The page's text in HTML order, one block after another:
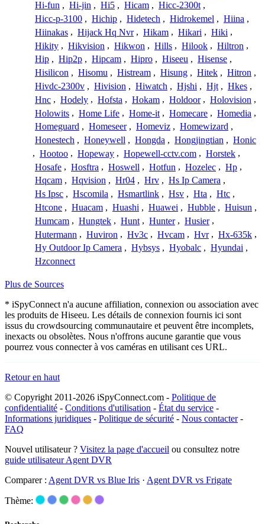
Hi-fun , Hi-jin , Hi5 , Hicam , Hicc-2300t ,
Hicc-p-3100 , Hichip , Hidetech , Hidrokemel , Hiina ,
Hiinakas , Hijack Hq Nvr , Hikam , Hikari , Hiki ,
Hikity , Hikvision , Hikwon , Hills , Hilook , Hiltron ,
Hip , Hip2p , Hipcam , Hipro , Hiseeu , Hisense ,
Hisilicon , Hisomu , Histream , Hisung , Hitek , Hitron ,
Hivdc-2300v , Hivision , Hiwatch , Hjshi , Hjt , Hkes ,
Hnc , Hodely , Hofsta , Hokam , Holdoor , Holovision ,
Holowits , Home Life , Home-it , Homecare , Homedia ,
Homeguard , Homeseer , Homeviz , Homewizard ,
Honestech , Honeywell , Hongda , Hongjingtian , Honic
, Hootoo , Hopeway , Hopewell-cctv.com , Horstek ,
Hosafe , Hosftra , Hoswell , Hotfun , Hozelec , Hp ,
Hqcam , Hqvision , Hr04 , Hrv , Hs Ip Camera ,
Hs Ipsc , Hscomila , Hsmartlink , Hsv , Hta , Htc ,
Htcone , Huacam , Huashi , Huawei , Hubble , Huisun ,
Humcam , Hungtek , Hunt , Hunter , Husier ,
Hutermann , Huviron , Hv3c , Hvcam , Hvr , Hx-635k ,
Hy Outdoor Ip Camera , Hybsys , Hyobalc , Hyundai ,
Hzconnect
Plus de Sources
* iSpyConnect n'a aucune affiliation, connexion ou association avec
les produits de Hiseeu. Les détails de connexion fournis ici sont
issus du crowdsourcing communautaire et peuvent être incomplets,
inexacts ou obsolètes. Nous n'offrons aucune garantie que vous
pourrez vous connecter à vos caméras en utilisant ces URL.
Retour en haut
© Copyright 2011-2026 iSpyConnect.com - Politique de
confidentialité - Conditions d'utilisation - État du service -
Informations juridiques - Politique de sécurité - Nous contacter-
FAQ
Nouvel utilisateur ? Visitez la page d'accueil ou consultez notre
guide utilisateur Agent DVR
Comparer : Agent DVR vs Blue Iris · Agent DVR vs Frigate
Thème: